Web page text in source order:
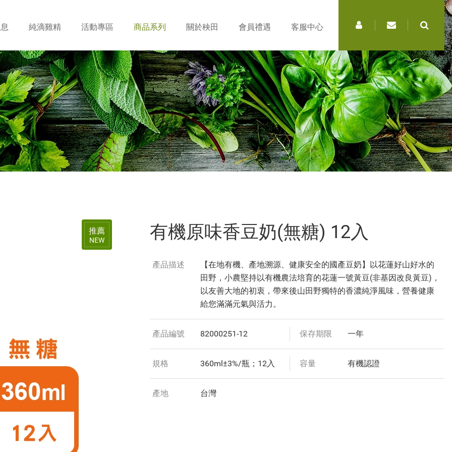
純滴雞精 活動專區 商品系列 關於秧田 會員禮遇 客服中心
推薦
NEW 有機原味香豆奶(無糖) 12入
產品描述
【在地有機、產地溯源、健康安全的國產豆奶】以花蓮好山好水的
田野，小農堅持以有機農法培育的花蓮一號黃豆(非基因改良黃豆)，
以友善大地的初衷，帶來後山田野獨特的香濃純淨風味，營養健康
給您滿滿元氣與活力。
產品編號 82000251-12 保存期限 一年
規格 360ml±3%/瓶；12入 容量 有機認證
產地 台灣